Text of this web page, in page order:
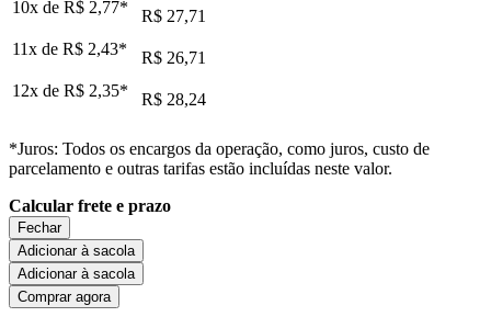
10x de R$ 2,77*
R$ 27,71
11x de R$ 2,43*
R$ 26,71
12x de R$ 2,35* R$ 28,24
*Juros: Todos os encargos da operação, como juros, custo de
parcelamento e outras tarifas estão incluídas neste valor.
Calcular frete e prazo
Fechar
Adicionar à sacola
Adicionar à sacola
Comprar agora